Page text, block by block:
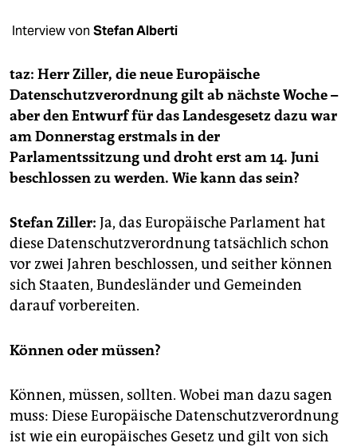
fragen & hilfe
unterstützen
abo
genossenschaft
epaper login
Interview von Stefan Alberti
taz: Herr Ziller, die neue Europäische
Datenschutzverordnung gilt ab nächste Woche –
aber den Entwurf für das Landesgesetz dazu war
am Donnerstag erstmals in der
Parlamentssitzung und droht erst am 14. Juni
beschlossen zu werden. Wie kann das sein?
Stefan Ziller: Ja, das Europäische Parlament hat
diese Datenschutzverordnung tatsächlich schon
vor zwei Jahren beschlossen, und seither können
sich Staaten, Bundesländer und Gemeinden
darauf vorbereiten.
Können oder müssen?
Können, müssen, sollten. Wobei man dazu sagen
muss: Diese Europäische Datenschutzverordnung
ist wie ein europäisches Gesetz und gilt von sich